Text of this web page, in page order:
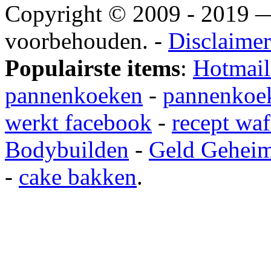
Copyright © 2009 - 2019
voorbehouden. - Disclaimer
Populairste items:
pannenkoeken -
werkt facebook - recept
Bodybuilden - Geld
- cake bakken.